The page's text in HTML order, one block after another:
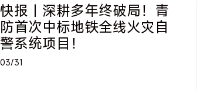
报｜深耕多年终破局！青
首次中标地铁全线火灾自
系统项目！
31